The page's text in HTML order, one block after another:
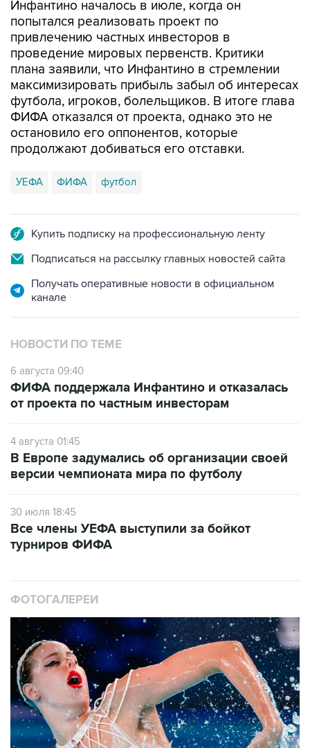
Инфантино началось в июле, когда он
попытался реализовать проект по
привлечению частных инвесторов в
проведение мировых первенств. Критики
плана заявили, что Инфантино в стремлении
максимизировать прибыль забыл об интересах
футбола, игроков, болельщиков. В итоге глава
ФИФА отказался от проекта, однако это не
остановило его оппонентов, которые
продолжают добиваться его отставки.
УЕФА ФИФА футбол
Купить подписку на профессиональную ленту
Подписаться на рассылку главных новостей сайта
Получать оперативные новости в официальном
канале
НОВОСТИ ПО ТЕМЕ
6 августа 09:40
ФИФА поддержала Инфантино и отказалась
от проекта по частным инвесторам
4 августа 01:45
В Европе задумались об организации своей
версии чемпионата мира по футболу
30 июля 18:45
Все члены УЕФА выступили за бойкот
турниров ФИФА
ФОТОГАЛЕРЕИ